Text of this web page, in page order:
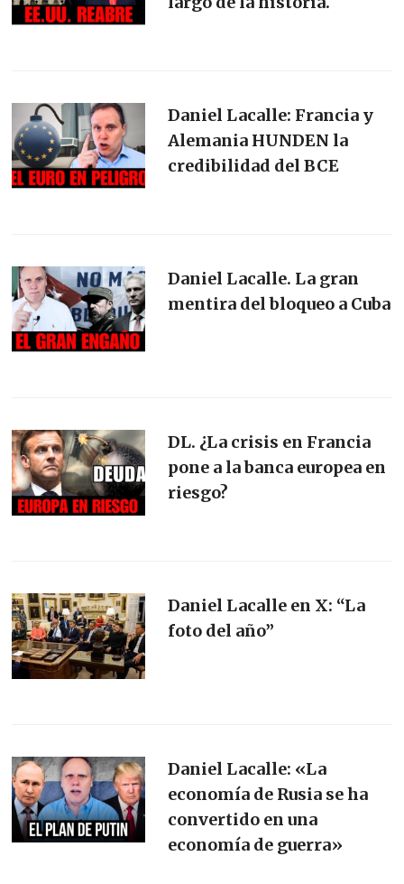
Daniel Lacalle: Francia y
Alemania HUNDEN la
credibilidad del BCE
Daniel Lacalle. La gran
mentira del bloqueo a Cuba
DL. ¿La crisis en Francia
pone a la banca europea en
riesgo?
Daniel Lacalle en X: “La
foto del año”
Daniel Lacalle: «La
economía de Rusia se ha
convertido en una
economía de guerra»